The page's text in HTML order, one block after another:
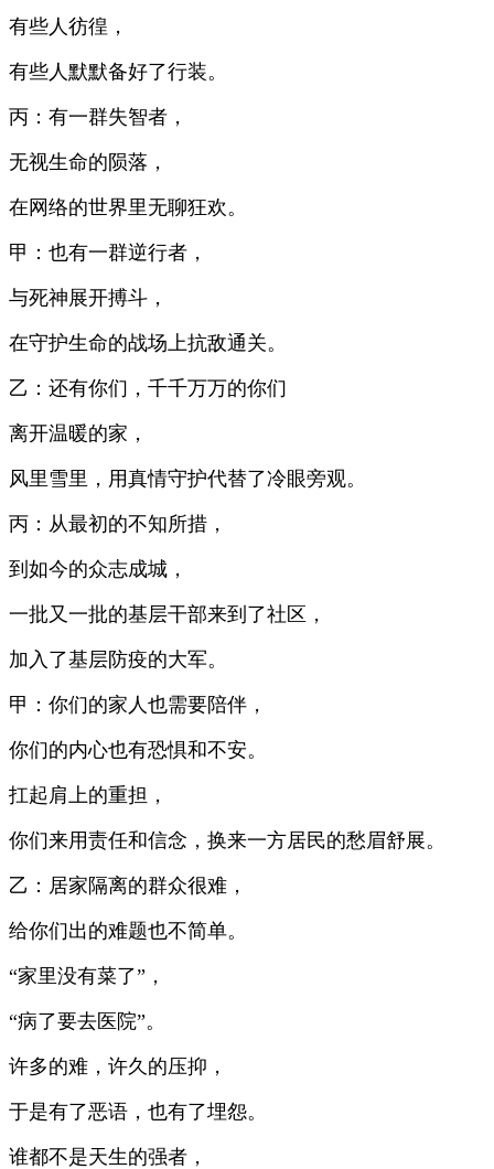
有些人彷徨，
有些人默默备好了行装。
丙：有一群失智者，
无视生命的陨落，
在网络的世界里无聊狂欢。
甲：也有一群逆行者，
与死神展开搏斗，
在守护生命的战场上抗敌通关。
乙：还有你们，千千万万的你们
离开温暖的家，
风里雪里，用真情守护代替了冷眼旁观。
丙：从最初的不知所措，
到如今的众志成城，
一批又一批的基层干部来到了社区，
加入了基层防疫的大军。
甲：你们的家人也需要陪伴，
你们的内心也有恐惧和不安。
扛起肩上的重担，
你们来用责任和信念，换来一方居民的愁眉舒展。
乙：居家隔离的群众很难，
给你们出的难题也不简单。
“家里没有菜了”，
“病了要去医院”。
许多的难，许久的压抑，
于是有了恶语，也有了埋怨。
谁都不是天生的强者，